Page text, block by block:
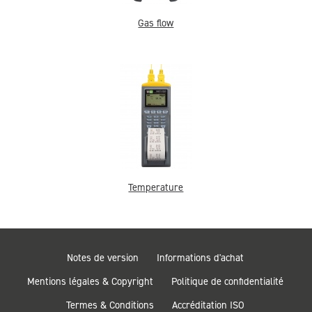
Gas flow
Temperature
Notes de version
Informations d'achat
Mentions légales & Copyright
Politique de confidentialité
Termes & Conditions
Accréditation ISO